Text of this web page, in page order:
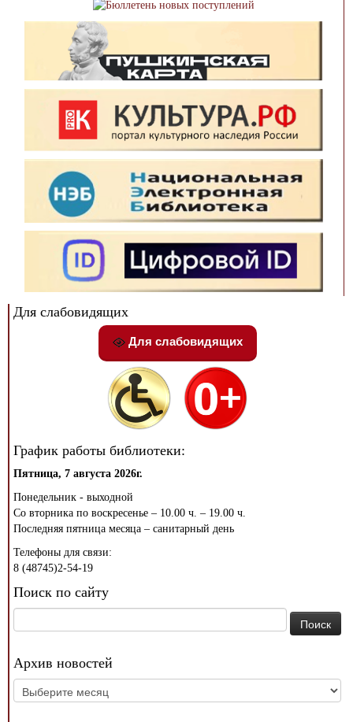
Для слабовидящих
Для слабовидящих
График работы библиотеки:
Пятница, 7 августа 2026г.
Понедельник - выходной
Со вторника по воскресенье – 10.00 ч. – 19.00 ч.
Последняя пятница месяца – санитарный день
Телефоны для связи:
8 (48745)2-54-19
Поиск по сайту
Архив новостей
Архив
новостей